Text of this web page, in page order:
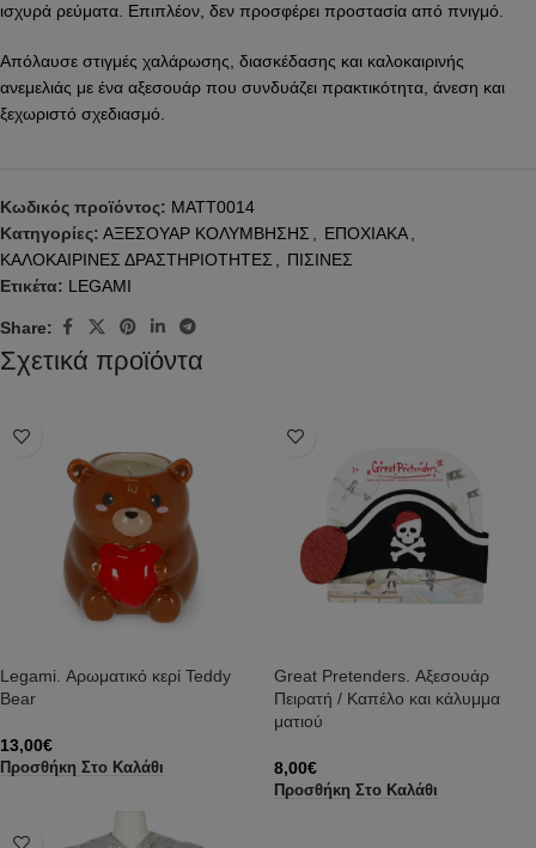
ισχυρά ρεύματα. Επιπλέον, δεν προσφέρει προστασία από πνιγμό.
Απόλαυσε στιγμές χαλάρωσης, διασκέδασης και καλοκαιρινής
ανεμελιάς με ένα αξεσουάρ που συνδυάζει πρακτικότητα, άνεση και
ξεχωριστό σχεδιασμό.
Κωδικός προϊόντος: MATT0014
Κατηγορίες: ΑΞΕΣΟΥΑΡ ΚΟΛΥΜΒΗΣΗΣ , ΕΠΟΧΙΑΚΑ,
ΚΑΛΟΚΑΙΡΙΝΕΣ ΔΡΑΣΤΗΡΙΟΤΗΤΕΣ , ΠΙΣΙΝΕΣ
Ετικέτα: LEGAMI
Share:
Σχετικά προϊόντα
Legami. Αρωματικό κερί Teddy
Bear
13,00€
Προσθήκη Στο Καλάθι
Great Pretenders. Αξεσουάρ
Πειρατή / Καπέλο και κάλυμμα
ματιού
8,00€
Προσθήκη Στο Καλάθι